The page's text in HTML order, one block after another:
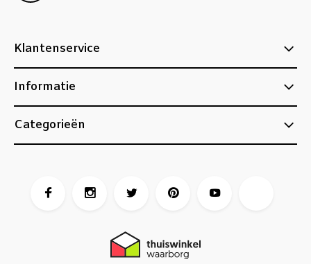
Klantenservice
Informatie
Categorieën